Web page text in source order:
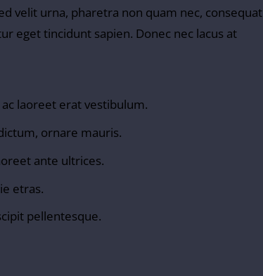
velit urna, pharetra non quam nec, consequat
eget tincidunt sapien. Donec nec lacus at
laoreet erat vestibulum.
ornare mauris.
ante ultrices.
etras.
pellentesque.